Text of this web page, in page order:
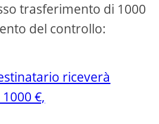
trasferimento di 1000
del controllo:
riceverà
€,